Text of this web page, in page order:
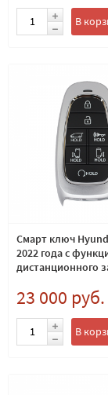
В
Смарт ключ
2022 года с
дистанционного
23 000 руб.
В